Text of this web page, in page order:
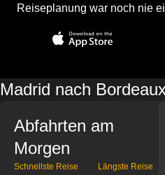
Reiseplanung war noch nie
Madrid nach
Abfahrten am
Morgen
Schnellste Reise Längste Reise